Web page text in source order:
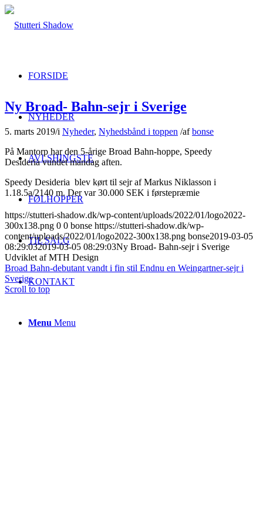
FORSIDE
NYHEDER
AVLSHINGSTE
FØLHOPPER
TIL SALG
KONTAKT
Menu Menu
Ny Broad- Bahn-sejr i Sverige
5. marts 2019/i Nyheder, Nyhedsbånd i toppen /afbonse
På Mantorp har den 5-årige Broad Bahn-hoppe, Speedy
Desideria vundet mandag aften.
Speedy Desideria blev kørt til sejr af Markus Niklasson i
1.18.5a/2140 m. Der var 30.000 SEK i førstepræmie
https://stutteri-shadow.dk/wp-content/uploads/2022/01/logo2022-
300x138.png 0 0 bonse https://stutteri-shadow.dk/wp-
content/uploads/2022/01/logo2022-300x138.png bonse2019-03-05
08:29:032019-03-05 08:29:03Ny Broad- Bahn-sejr i Sverige
Udviklet af MTH Design
Broad Bahn-debutant vandt i fin stil Endnu en Weingartner-sejr i
Sverige
Scroll to top